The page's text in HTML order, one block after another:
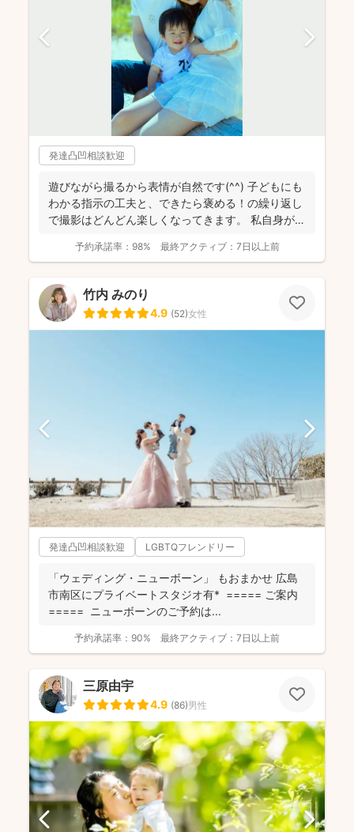
発達凸凹相談歓迎
遊びながら撮るから表情が自然です(^^) 子どもにも
わかる指示の工夫と、できたら褒める！の繰り返し
で撮影はどんどん楽しくなってきます。 私自身が撮
予約承諾率： 98% 最終アクティブ： 7日以上前
竹内 みのり
4.9 (52)女性
発達凸凹相談歓迎 LGBTQフレンドリー
「ウェディング・ニューボーン」 もおまかせ 広島
市南区にプライベートスタジオ有* ===== ご案内
===== ニューボーンのご予約は...
予約承諾率： 90% 最終アクティブ： 7日以上前
三原由宇
4.9 (86)男性